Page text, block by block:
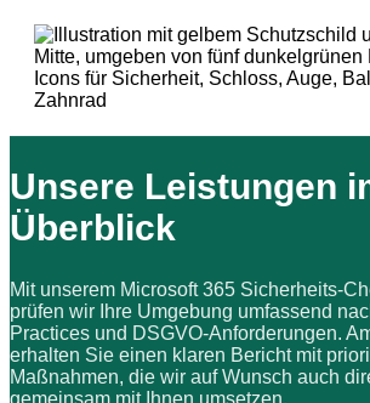
Unsere Leistungen
Überblick
Mit unserem Microsoft 365 Sicherheits-
prüfen wir Ihre Umgebung umfassend
Practices und DSGVO-Anforderungen.
erhalten Sie einen klaren Bericht mit
Maßnahmen, die wir auf Wunsch auch